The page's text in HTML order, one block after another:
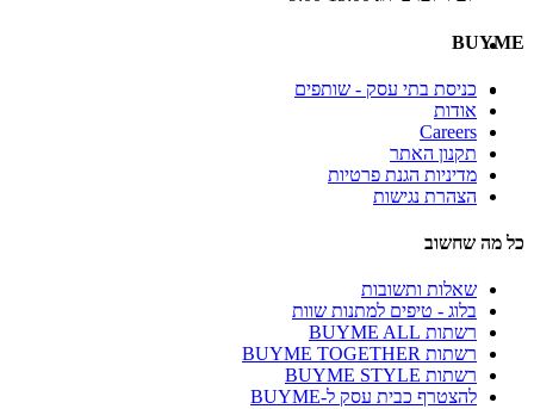
BUYME
כניסת בתי עסק - שותפים
אודות
Careers
תקנון האתר
מדיניות הגנת פרטיות
הצהרת נגישות
כל מה שחשוב
שאלות ותשובות
בלוג - טיפים למתנות שוות
רשתות BUYME ALL
רשתות BUYME TOGETHER
רשתות BUYME STYLE
להצטרף כבית עסק ל-BUYME